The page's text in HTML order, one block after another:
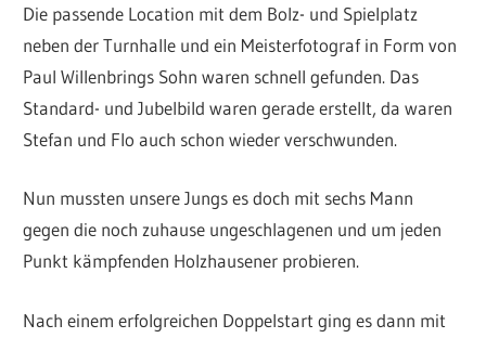
Die passende Location mit dem Bolz- und Spielplatz
neben der Turnhalle und ein Meisterfotograf in Form von
Paul Willenbrings Sohn waren schnell gefunden. Das
Standard- und Jubelbild waren gerade erstellt, da waren
Stefan und Flo auch schon wieder verschwunden.
Nun mussten unsere Jungs es doch mit sechs Mann
gegen die noch zuhause ungeschlagenen und um jeden
Punkt kämpfenden Holzhausener probieren.
Nach einem erfolgreichen Doppelstart ging es dann mit